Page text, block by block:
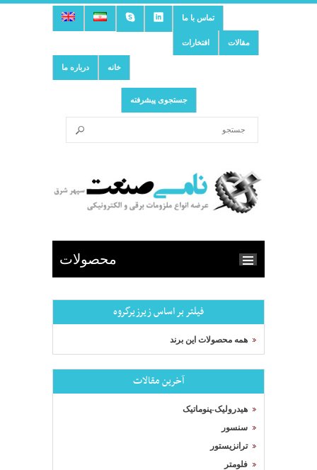
تماس با ما
افتخارات مقالات
درباره ما خانه
جستجوی پیشرفته
محصولات
فیلتر بر اساس زیرزیرگروه
همه محصولات این برند
آخرین مقالات
هیدرولیک-پنوماتیک
سنسور
ترانزیستور
فلومتر